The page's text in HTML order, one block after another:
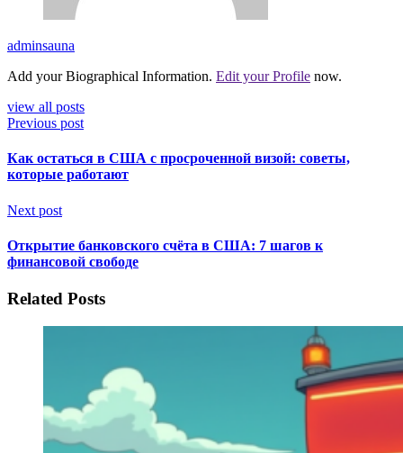
adminsauna
Add your Biographical Information. Edit your Profile now.
view all posts
Previous post
Как остаться в США с просроченной визой: советы,
которые работают
Next post
Открытие банковского счёта в США: 7 шагов к
финансовой свободе
Related Posts